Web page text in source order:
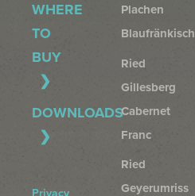
WHERE
TO
BUY
DOWNLOADS
Plachen
Blaufränkisch
Ried
Gillesberg
Cabernet
Franc
Ried
Geyerumriss